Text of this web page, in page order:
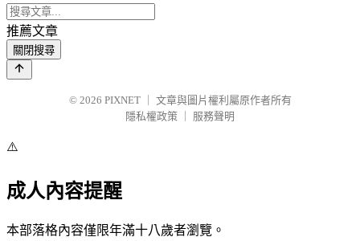
推薦文章
關閉搜尋
© 2026 PIXNET
文章與圖片權利屬原作者所有
隱私權政策
服務聲明
⚠️
成人內容提醒
本部落格內容僅限年滿十八歲者瀏覽。